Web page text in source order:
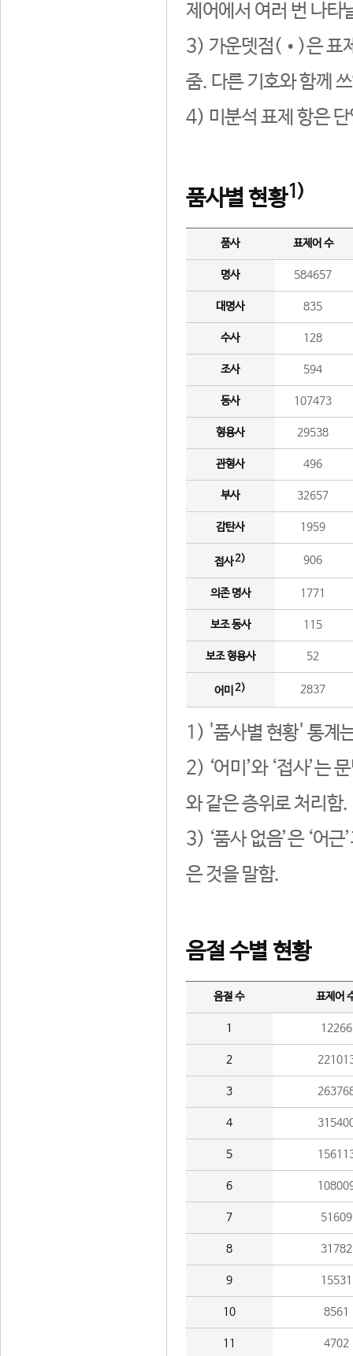
제어에서 여러 번 나타
3) 가운뎃점(•)은 표
줌. 다른 기호와 함께
4) 미분석 표제 항은
품사별 현황1)
품사 표제어 수
명사 584657
대명사 835
수사 128
조사 594
동사 107473
형용사 29538
관형사 496
부사 32657
감탄사 1959
접사2) 906
의존 명사 1771
보조 동사 115
보조 형용사 52
어미 2) 2837
1) '품사별 현황' 통계
2) ‘어미’와 ‘접사’는
와 같은 층위로 처리함.
3) ‘품사 없음’은 ‘어
은 것을 말함.
음절 수별 현황
음절 수 표제어
1 12266
2
3
4
5
6
7 51609
8 31782
9 15531
10 8561
11 4702